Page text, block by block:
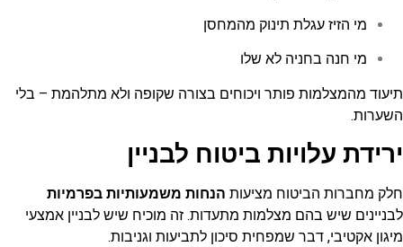
מי הזיז עגלת תינוק מהמחסן
מי חנה בחניה לא שלו
תיעוד מהמצלמות פותר ויכוחים בצורה שקופה ולא מתלהמת – בלי
השערות.
ירידת עלויות ביטוח לבניין
חלק מחברות הביטוח מציעות הנחות משמעותיות בפרמיות
לבניינים שיש בהם מצלמות מתעדות. זה מוכיח שיש לבניין אמצעי
מיגון אקטיבי, דבר שמפחית סיכון לתביעות וגניבות.